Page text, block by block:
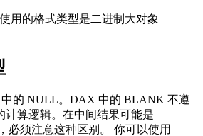
用的格式类型是二进制大对象
的 NULL。DAX 中的 BLANK 不遵
计算逻辑。在中间结果可能是
必须注意这种区别。 你可以使用